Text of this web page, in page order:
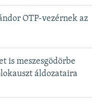
OTP-vezérnek az
is meszesgödörbe
áldozataira